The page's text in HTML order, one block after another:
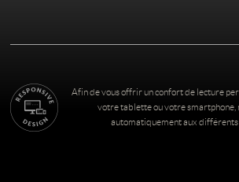
Afin de vous offrir un confort de lecture
votre tablette ou votre smartphone,
automatiquement aux différents